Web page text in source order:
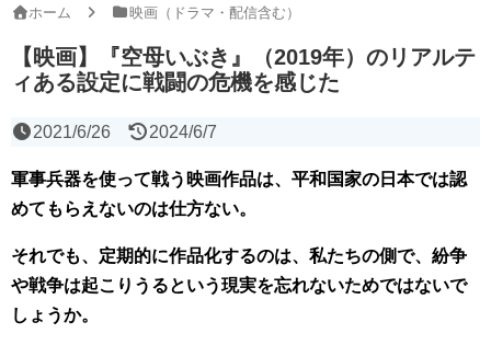
ホーム 映画（ドラマ・配信含む）
【映画】『空母いぶき』（2019年）のリアルテ
ィある設定に戦闘の危機を感じた
2021/6/26 2024/6/7
軍事兵器を使って戦う映画作品は、平和国家の日本では認
めてもらえないのは仕方ない。
それでも、定期的に作品化するのは、私たちの側で、紛争
や戦争は起こりうるという現実を忘れないためではないで
しょうか。